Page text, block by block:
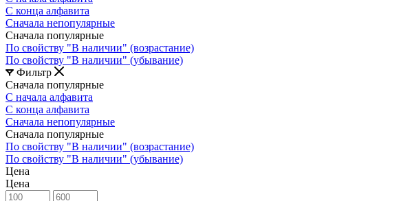
С конца алфавита
Сначала непопулярные
Сначала популярные
По свойству "В наличии" (возрастание)
По свойству "В наличии" (убывание)
Фильтр
Сначала популярные
С начала алфавита
С конца алфавита
Сначала непопулярные
Сначала популярные
По свойству "В наличии" (возрастание)
По свойству "В наличии" (убывание)
Цена
Цена